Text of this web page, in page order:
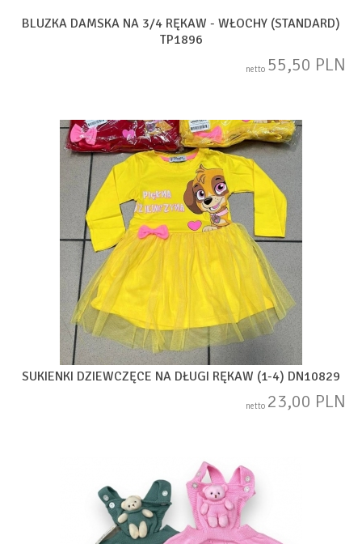
BLUZKA DAMSKA NA 3/4 RĘKAW - WŁOCHY (STANDARD)
TP1896
netto 55,50 PLN
SUKIENKI DZIEWCZĘCE NA DŁUGI RĘKAW (1-4) DN10829
netto 23,00 PLN